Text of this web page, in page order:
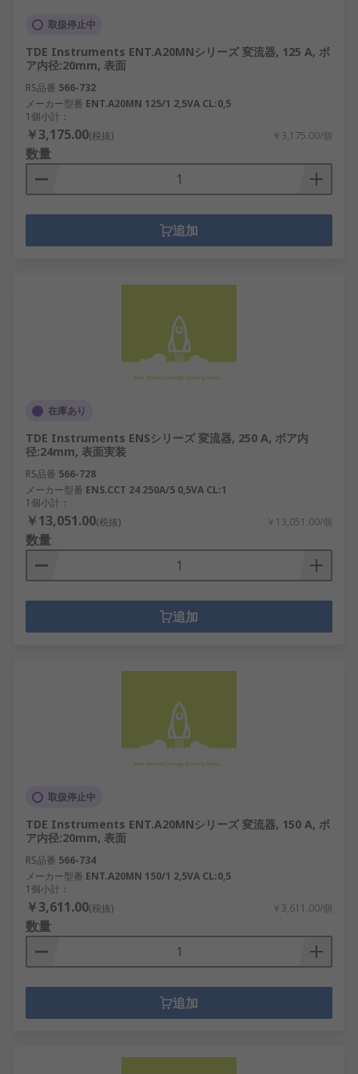
取扱停止中
TDE Instruments ENT.A20MNシリーズ 変流器, 125 A, ボ
ア内径:20mm, 表面
RS品番 566-732
メーカー型番 ENT.A20MN 125/1 2,5VA CL:0,5
1個小計：
￥3,175.00(税抜) ￥3,175.00/個
数量
追加
在庫あり
TDE Instruments ENSシリーズ 変流器, 250 A, ボア内
径:24mm, 表面実装
RS品番 566-728
メーカー型番 ENS.CCT 24 250A/5 0,5VA CL:1
1個小計：
￥13,051.00(税抜) ￥13,051.00/個
数量
追加
取扱停止中
TDE Instruments ENT.A20MNシリーズ 変流器, 150 A, ボ
ア内径:20mm, 表面
RS品番 566-734
メーカー型番 ENT.A20MN 150/1 2,5VA CL:0,5
1個小計：
￥3,611.00(税抜) ￥3,611.00/個
数量
追加